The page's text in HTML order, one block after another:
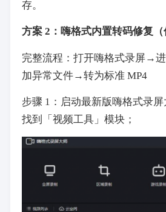
存。
方案 2：嗨格式内置转码修复（
完整流程：打开嗨格式录屏→
加异常文件→转为标准 MP4
步骤 1：启动最新版嗨格式录
找到「视频工具」模块；